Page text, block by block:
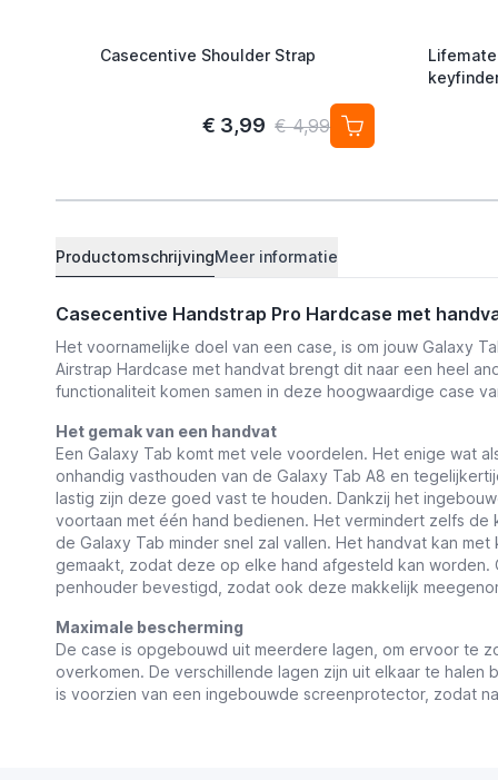
Casecentive Shoulder Strap
€ 3,99 € 4,99
ProductomschrijvingMeer informatie
Casecentive Handstrap Pro Hardcase met
Het voornamelijke doel van een case, is om jouw Galaxy
Airstrap Hardcase met handvat brengt dit naar een heel
functionaliteit komen samen in deze hoogwaardige case
Het gemak van een handvat
Een Galaxy Tab komt met vele voordelen. Het enige wat
onhandig vasthouden van de Galaxy Tab A8 en
lastig zijn deze goed vast te houden. Dankzij het
voortaan met één hand bedienen. Het vermindert zelfs
de Galaxy Tab minder snel zal vallen. Het handvat kan
gemaakt, zodat deze op elke hand afgesteld kan
penhouder bevestigd, zodat ook deze makkelijk
Maximale bescherming
De case is opgebouwd uit meerdere lagen, om ervoor te
overkomen. De verschillende lagen zijn uit elkaar te halen
is voorzien van een ingebouwde screenprotector, zodat